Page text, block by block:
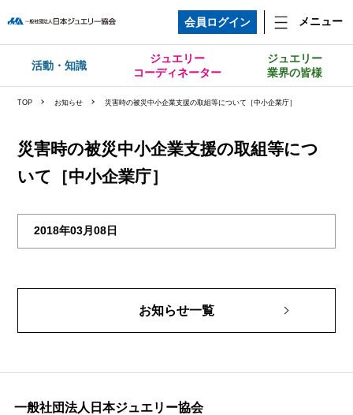
会員ログイン メニュー
活動・知識
ジュエリー
コーディネーター
ジュエリー
業界の皆様
TOP お知らせ 災害時の被災中小企業支援の取組等について［中小企業庁］
災害時の被災中小企業支援の取組等につ
いて［中小企業庁］
2018年03月08日
お知らせ一覧
一般社団法人日本ジュエリー協会